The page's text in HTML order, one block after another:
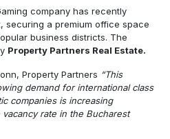
company has recently
, securing a premium office space
business districts. The
Property Partners Real Estate.
Property Partners “This
demand for international class
companies is increasing
rate in the Bucharest